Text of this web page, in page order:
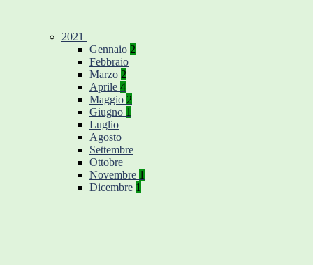
2021
Gennaio 2
Febbraio
Marzo 2
Aprile 4
Maggio 2
Giugno 1
Luglio
Agosto
Settembre
Ottobre
Novembre 1
Dicembre 1